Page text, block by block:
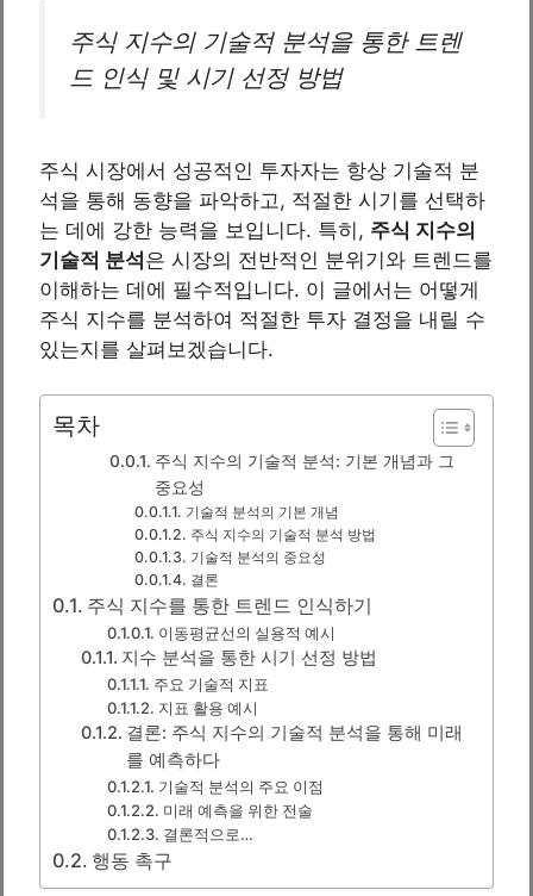
주식 지수의 기술적 분석을 통한 트렌
드 인식 및 시기 선정 방법
주식 시장에서 성공적인 투자자는 항상 기술적 분
석을 통해 동향을 파악하고, 적절한 시기를 선택하
는 데에 강한 능력을 보입니다. 특히, 주식 지수의
기술적 분석은 시장의 전반적인 분위기와 트렌드를
이해하는 데에 필수적입니다. 이 글에서는 어떻게
주식 지수를 분석하여 적절한 투자 결정을 내릴 수
있는지를 살펴보겠습니다.
목차
주식 지수의 기술적 분석: 기본 개념과 그
중요성
기술적 분석의 기본 개념
주식 지수의 기술적 분석 방법
기술적 분석의 중요성
결론
주식 지수를 통한 트렌드 인식하기
이동평균선의 실용적 예시
지수 분석을 통한 시기 선정 방법
주요 기술적 지표
지표 활용 예시
결론: 주식 지수의 기술적 분석을 통해 미래
를 예측하다
기술적 분석의 주요 이점
미래 예측을 위한 전술
결론적으로…
행동 촉구